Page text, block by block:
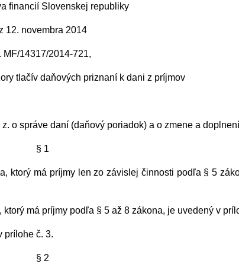
financií Slovenskej republiky
12. novembra 2014
MF/14317/2014-721,
tlačív daňových priznaní k dani z príjmov
o správe daní (daňový poriadok) a o zmene a
§ 1
ktorý má príjmy len zo závislej činnosti podľa § 5
má príjmy podľa § 5 až 8 zákona, je uvedený v
prílohe č. 3.
§ 2